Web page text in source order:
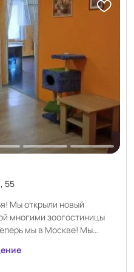
В каждом номере есть
отопление и
Благодаря этому в
тёплая и дружелюбная
чувствовать себя как
55
Мы открыли новый
многими зоогостиницы
мы в Москве! Мы
в новом